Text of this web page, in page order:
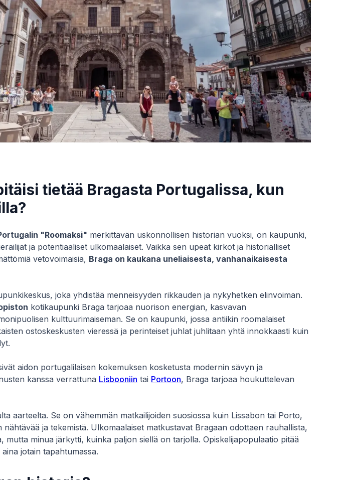
tietää Bragasta Portugalissa, kun
"Roomaksi" merkittävän uskonnollisen historian vuoksi, on kaupunki,
ja potentiaaliset ulkomaalaiset. Vaikka sen upeat kirkot ja historialliset
vetovoimaisia, Braga on kaukana uneliaisesta, vanhanaikaisesta
joka yhdistää menneisyyden rikkauden ja nykyhetken elinvoiman.
kotikaupunki Braga tarjoaa nuorison energian, kasvavan
kulttuurimaiseman. Se on kaupunki, jossa antiikin roomalaiset
ostoskeskusten vieressä ja perinteiset juhlat juhlitaan yhtä innokkaasti kuin
aidon portugalilaisen kokemuksen kosketusta modernin sävyn ja
kanssa verrattuna Lisbooniin tai Portoon, Braga tarjoaa houkuttelevan
aarteelta. Se on vähemmän matkailijoiden suosiossa kuin Lissabon tai Porto,
nähtävää ja tekemistä. Ulkomaalaiset matkustavat Bragaan odottaen rauhallista,
mutta minua järkytti, kuinka paljon siellä on tarjolla. Opiskelijapopulaatio pitää
jotain tapahtumassa.